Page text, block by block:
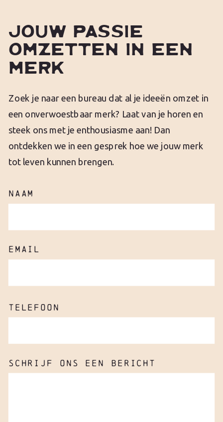
SCHRIJF ONS EEN BERICHT
TELEFOON
EMAIL
NAAM
Zoek je naar een bureau dat al je ideeën omzet in
een onverwoestbaar merk? Laat van je horen en
steek ons met je enthousiasme aan! Dan
ontdekken we in een gesprek hoe we jouw merk
tot leven kunnen brengen.
JOUW PASSIE
OMZETTEN IN EEN
MERK